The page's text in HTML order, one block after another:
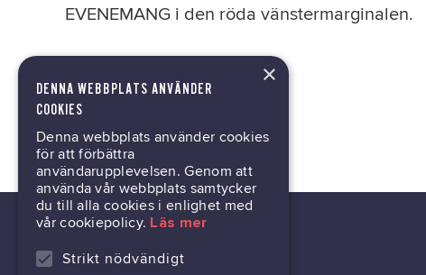
EVENEMANG i den röda vänstermarginalen.
Anmäl dig
×
DENNA WEBBPLATS ANVÄNDER
COOKIES
Denna webbplats använder cookies
för att förbättra
användarupplevelsen. Genom att
använda vår webbplats samtycker
du till alla cookies i enlighet med
vår cookiepolicy. Läs mer
Strikt nödvändigt